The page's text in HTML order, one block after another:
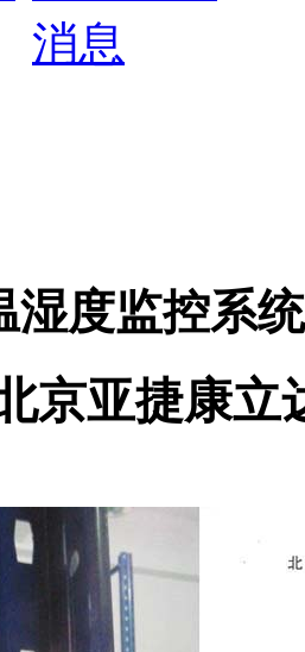
湿度监控系统
京亚捷康立